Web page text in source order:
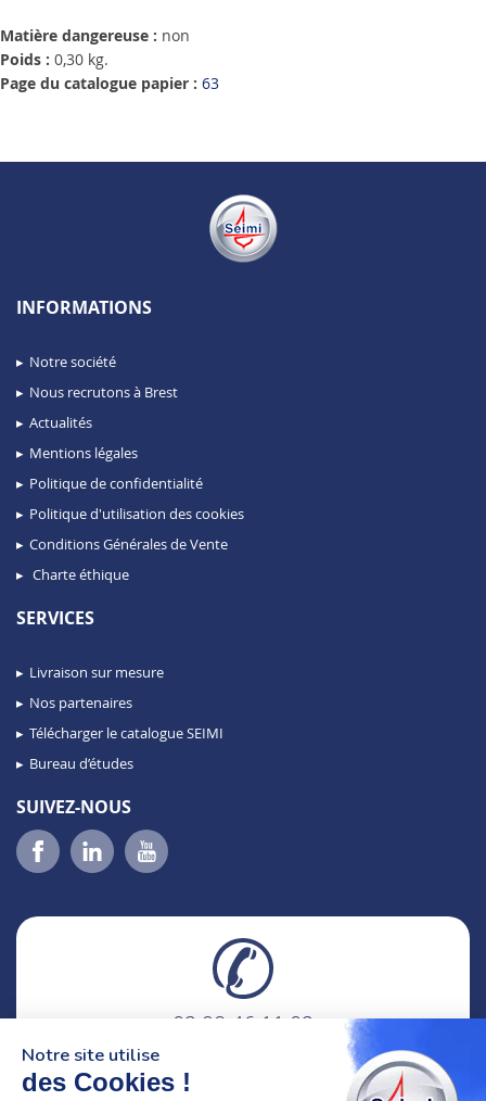
Matière dangereuse : non
Poids : 0,30 kg.
Page du catalogue papier : 63
INFORMATIONS
Notre société
Nous recrutons à Brest
Actualités
Mentions légales
Politique de confidentialité
Politique d'utilisation des cookies
Conditions Générales de Vente
Charte éthique
SERVICES
Livraison sur mesure
Nos partenaires
Télécharger le catalogue SEIMI
Bureau d’études
SUIVEZ-NOUS
02 98 46 11 02
8h-12h30 & 13h30-18h
Notre site utilise
des Cookies !